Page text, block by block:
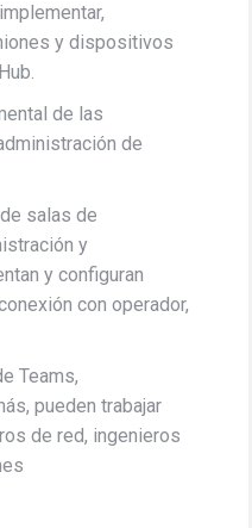
y dispositivos
de las
de
salas de
y
y configuran
con operador,
Teams,
pueden trabajar
de red, ingenieros